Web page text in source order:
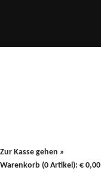
Zur Kasse gehen »
Warenkorb (0 Artikel): € 0,00